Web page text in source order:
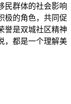
民群体的社会影响
极的角色，共同促
誉是双城社区精神
，都是一个理解美